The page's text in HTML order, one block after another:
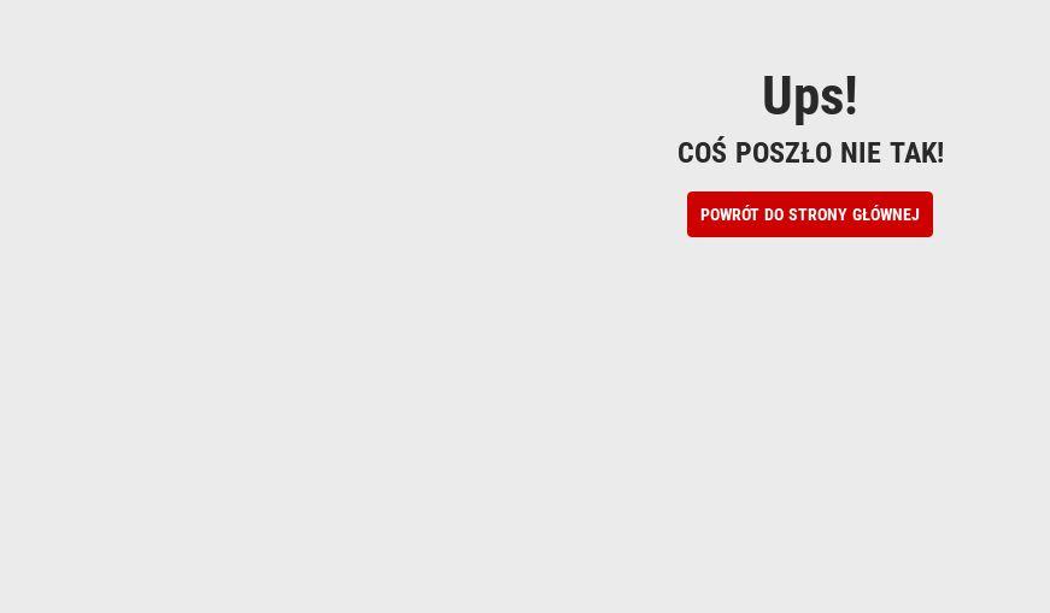
Ups!
COŚ POSZŁO NIE TAK!
POWRÓT DO STRONY GŁÓWNEJ